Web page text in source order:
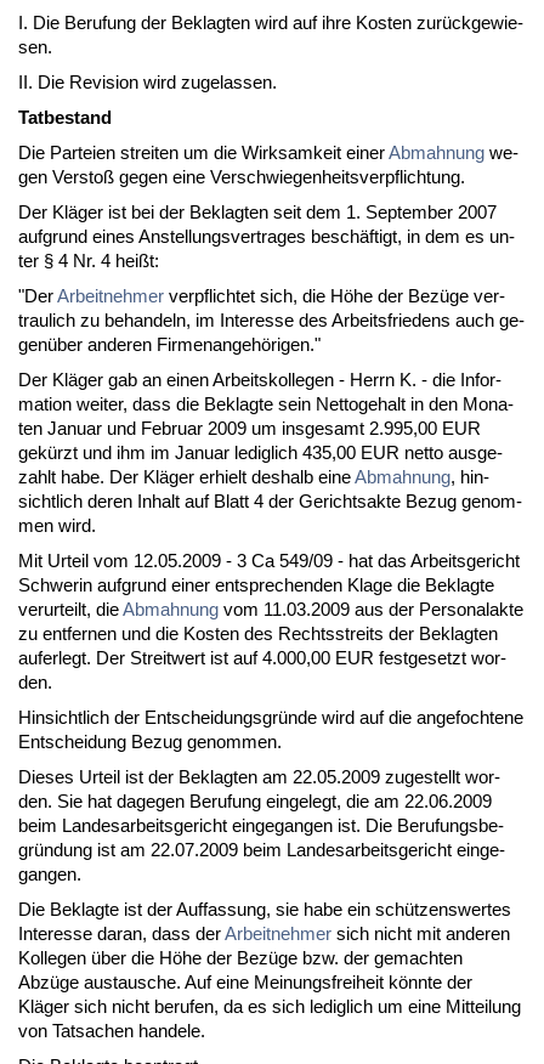
I. Die Be­ru­fung der Be­klag­ten wird auf ih­re Kos­ten zurück­ge­wie­
sen.
II. Die Re­vi­si­on wird zu­ge­las­sen.
Tat­be­stand
Die Par­tei­en strei­ten um die Wirk­sam­keit ei­nerAb­mah­nung we­
gen Ver­s­toß ge­gen ei­ne Ver­schwie­gen­heits­ver­pflich­tung.
Der Kläger ist bei der Be­klag­ten seit dem 1. Sep­tem­ber 2007
auf­grund ei­nes An­stel­lungs­ver­tra­ges beschäftigt, in dem es un­
ter § 4 Nr. 4 heißt:
"DerAr­beit­neh­mer ver­pflich­tet sich, die Höhe der Bezüge ver­
trau­lich zu be­han­deln, im In­ter­es­se des Ar­beits­frie­dens auch ge­
genüber an­de­ren Fir­men­an­gehöri­gen."
Der Kläger gab an ei­nen Ar­beits­kol­le­gen - Herrn K. - die In­for­
ma­ti­on wei­ter, dass die Be­klag­te sein Net­to­ge­halt in den Mo­na­
ten Ja­nu­ar und Fe­bru­ar 2009 um ins­ge­samt 2.995,00 EUR
gekürzt und ihm im Ja­nu­ar le­dig­lich 435,00 EUR net­to aus­ge­
zahlt ha­be. Der Kläger er­hielt des­halb ei­neAb­mah­nung, hin­
sicht­lich de­ren In­halt auf Blatt 4 der Ge­richts­ak­te Be­zug ge­nom­
men wird.
Mit Ur­teil vom 12.05.2009 - 3 Ca 549/09 - hat das Ar­beits­ge­richt
Schwe­rin auf­grund ei­ner ent­spre­chen­den Kla­ge die Be­klag­te
ver­ur­teilt, dieAb­mah­nung vom 11.03.2009 aus der Per­so­nal­ak­te
zu ent­fer­nen und die Kos­ten des Rechts­streits der Be­klag­ten
auf­er­legt. Der Streit­wert ist auf 4.000,00 EUR fest­ge­setzt wor­
den.
Hin­sicht­lich der Ent­schei­dungs­gründe wird auf die an­ge­foch­te­ne
Ent­schei­dung Be­zug ge­nom­men.
Die­ses Ur­teil ist der Be­klag­ten am 22.05.2009 zu­ge­stellt wor­
den. Sie hat da­ge­gen Be­ru­fung ein­ge­legt, die am 22.06.2009
beim Lan­des­ar­beits­ge­richt ein­ge­gan­gen ist. Die Be­ru­fungs­be­
gründung ist am 22.07.2009 beim Lan­des­ar­beits­ge­richt ein­ge­
gan­gen.
Die Be­klag­te ist der Auf­fas­sung, sie ha­be ein schützens­wer­tes
In­ter­es­se dar­an, dass derAr­beit­neh­mer sich nicht mit an­de­ren
Kol­le­gen über die Höhe der Bezüge bzw. der ge­mach­ten
Abzüge aus­tau­sche. Auf ei­ne Mei­nungs­frei­heit könn­te der
Kläger sich nicht be­ru­fen, da es sich le­dig­lich um ei­ne Mit­tei­lung
von Tat­sa­chen han­de­le.